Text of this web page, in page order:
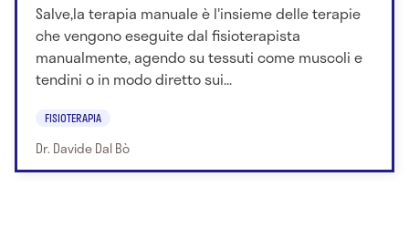
Salve,la terapia manuale è l'insieme delle terapie
che vengono eseguite dal fisioterapista
manualmente, agendo su tessuti come muscoli e
tendini o in modo diretto sui...
FISIOTERAPIA
Dr. Davide Dal Bò